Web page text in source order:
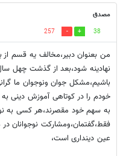
مصدق
38
257
من بعنوان دبیر،مخالف یه قسم
نهادینه شود،بعد از گذشت چهل
باشیم،مشکل جوان ونوجوان ما
خودم را در کوتاهی آموزش دینی
به سهم خود مقصرند،هر کسی به
فقط،گفتمان،ومشارکت نوجوانان
عین دینداری است،